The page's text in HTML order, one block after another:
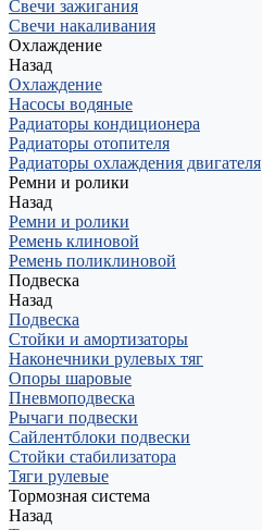
Свечи зажигания
Свечи накаливания
Охлаждение
Назад
Охлаждение
Насосы водяные
Радиаторы кондиционера
Радиаторы отопителя
Радиаторы охлаждения двигателя
Ремни и ролики
Назад
Ремни и ролики
Ремень клиновой
Ремень поликлиновой
Подвеска
Назад
Подвеска
Стойки и амортизаторы
Наконечники рулевых тяг
Опоры шаровые
Пневмоподвеска
Рычаги подвески
Сайлентблоки подвески
Стойки стабилизатора
Тяги рулевые
Тормозная система
Назад